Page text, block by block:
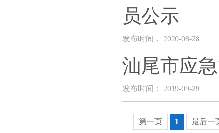
员公示
发布时间： 2020-08-28
汕尾市应
发布时间： 2019-09-29
第一页 1 最后一